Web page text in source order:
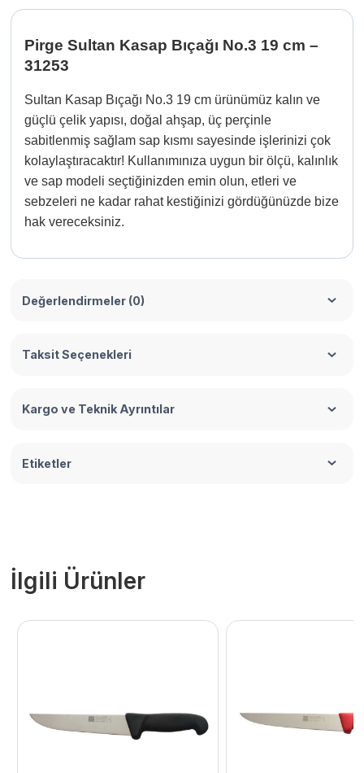
Pirge Sultan Kasap Bıçağı No.3 19 cm –
31253
Sultan Kasap Bıçağı No.3 19 cm ürünümüz kalın ve
güçlü çelik yapısı, doğal ahşap, üç perçinle
sabitlenmiş sağlam sap kısmı sayesinde işlerinizi çok
kolaylaştıracaktır! Kullanımınıza uygun bir ölçü, kalınlık
ve sap modeli seçtiğinizden emin olun, etleri ve
sebzeleri ne kadar rahat kestiğinizi gördüğünüzde bize
hak vereceksiniz.
Değerlendirmeler (0)
Taksit Seçenekleri
Kargo ve Teknik Ayrıntılar
Etiketler
İlgili Ürünler